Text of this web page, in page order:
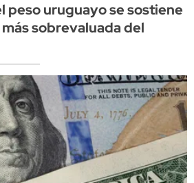
peso uruguayo se sostiene
sobrevaluada del